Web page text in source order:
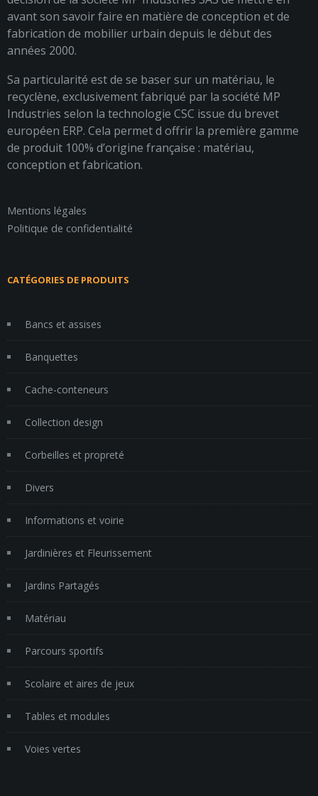
avant son savoir faire en matière de conception et de
fabrication de mobilier urbain depuis le début des
années 2000.
Sa particularité est de se baser sur un matériau, le
recyclène, exclusivement fabriqué par la société MP
Industries selon la technologie CSC issue du brevet
européen ERP. Cela permet d offrir la première gamme
de produit 100% d’origine française : matériau,
conception et fabrication.
Mentions légales
Politique de confidentialité
CATÉGORIES DE PRODUITS
Bancs et assises
Banquettes
Cache-conteneurs
Collection design
Corbeilles et propreté
Divers
Informations et voirie
Jardinières et Fleurissement
Jardins Partagés
Matériau
Parcours sportifs
Scolaire et aires de jeux
Tables et modules
Voies vertes